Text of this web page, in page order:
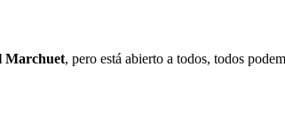
Marchuet, pero está abierto a todos, todos